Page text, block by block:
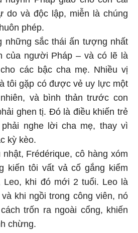
do và độc lập, miễn là chúng
phép.
những sắc thái ấn tượng nhất
của người Pháp – và có lẽ là
các bậc cha mẹ. Nhiều vị
tôi gặp có được vẻ uy lực một
và bình thản trước con
ghen tị. Đó là điều khiến trẻ
nghe lời cha mẹ, thay vì
kỳ kèo.
Frédérique, cô hàng xóm
kiến tôi vất vả cố gắng kiểm
Leo, khi đó mới 2 tuổi. Leo là
khi ngồi trong công viên, nó
trốn ra ngoài cổng, khiến
chừng.